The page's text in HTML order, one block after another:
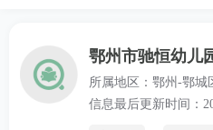
鄂州市驰恒幼儿
所属地区：鄂州-鄂城
信息最后更新时间：